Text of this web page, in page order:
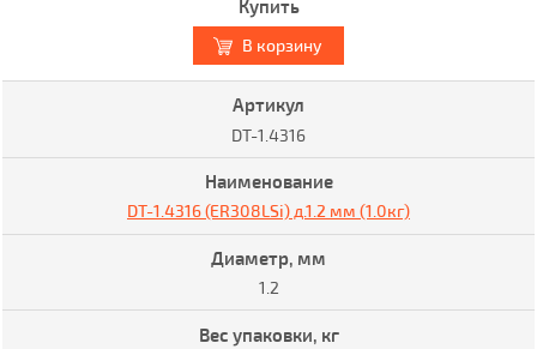
В корзину
DT-1.4316
DT-1.4316 (ER308LSi) д.1.2 мм (1.0кг)
1.2